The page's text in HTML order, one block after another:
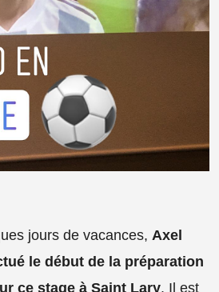
jours de vacances, Axel
le début de la préparation
ce stage à Saint Lary. Il est